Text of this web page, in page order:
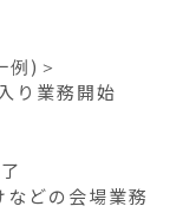
例)＞
り業務開始
どの会場業務